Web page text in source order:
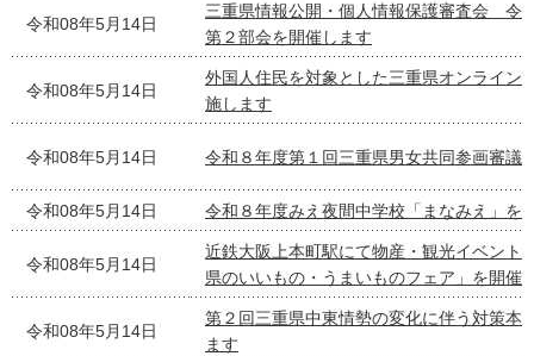
令和08年5月14日
三重県情報公開・個人情報保護審査会 令
第２部会を開催します
令和08年5月14日
外国人住民を対象とした三重県オンライン
施します
令和08年5月14日 令和８年度第１回三重県男女共同参画審議
令和08年5月14日 令和８年度みえ夜間中学校「まなみえ」を
令和08年5月14日
近鉄大阪上本町駅にて物産・観光イベン
県のいいもの・うまいものフェア」を開催
令和08年5月14日
第２回三重県中東情勢の変化に伴う対策本
ます